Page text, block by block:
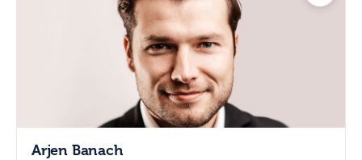
Arjen Banach